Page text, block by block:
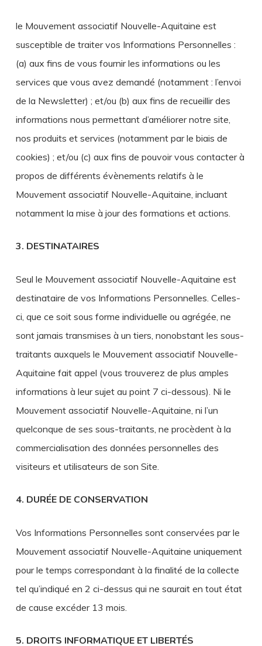
le Mouvement associatif Nouvelle-Aquitaine est
susceptible de traiter vos Informations Personnelles :
(a) aux fins de vous fournir les informations ou les
services que vous avez demandé (notamment : l’envoi
de la Newsletter) ; et/ou (b) aux fins de recueillir des
informations nous permettant d’améliorer notre site,
nos produits et services (notamment par le biais de
cookies) ; et/ou (c) aux fins de pouvoir vous contacter à
propos de différents évènements relatifs à le
Mouvement associatif Nouvelle-Aquitaine, incluant
notamment la mise à jour des formations et actions.
3. DESTINATAIRES
Seul le Mouvement associatif Nouvelle-Aquitaine est
destinataire de vos Informations Personnelles. Celles-
ci, que ce soit sous forme individuelle ou agrégée, ne
sont jamais transmises à un tiers, nonobstant les sous-
traitants auxquels le Mouvement associatif Nouvelle-
Aquitaine fait appel (vous trouverez de plus amples
informations à leur sujet au point 7 ci-dessous). Ni le
Mouvement associatif Nouvelle-Aquitaine, ni l’un
quelconque de ses sous-traitants, ne procèdent à la
commercialisation des données personnelles des
visiteurs et utilisateurs de son Site.
4. DURÉE DE CONSERVATION
Vos Informations Personnelles sont conservées par le
Mouvement associatif Nouvelle-Aquitaine uniquement
pour le temps correspondant à la finalité de la collecte
tel qu’indiqué en 2 ci-dessus qui ne saurait en tout état
de cause excéder 13 mois.
5. DROITS INFORMATIQUE ET LIBERTÉS